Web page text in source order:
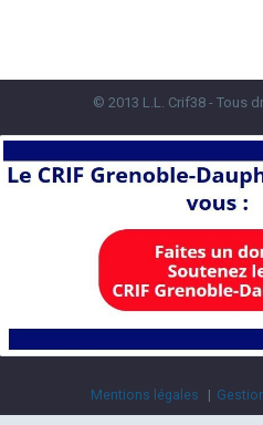
© 2013 L.L. Crif38 - Tous
Mentions légales